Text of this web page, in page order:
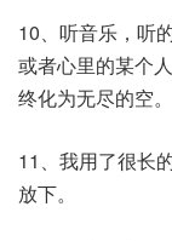
10、听音乐，听
或者心里的某个
终化为无尽的空。
11、我用了很长
放下。